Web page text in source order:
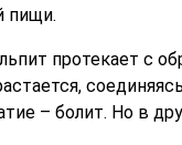
пищи.
протекает с
– болит. Но в